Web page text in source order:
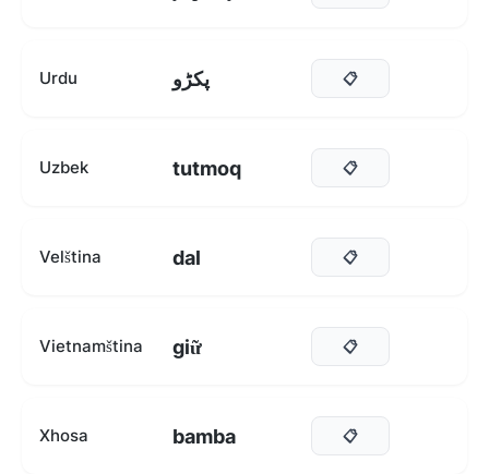
Urdu پکڑو 📋
Uzbek tutmoq 📋
Velština dal 📋
Vietnamština giữ 📋
Xhosa bamba 📋